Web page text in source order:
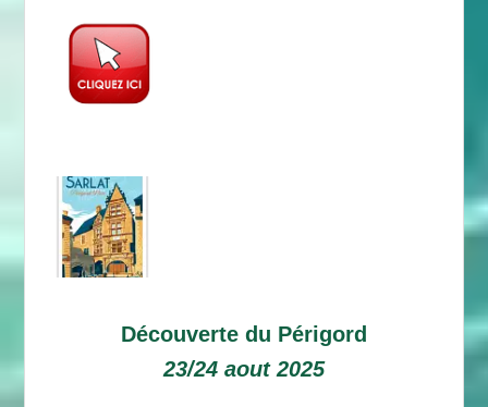
Découverte du Périgord
23/24 aout 2025